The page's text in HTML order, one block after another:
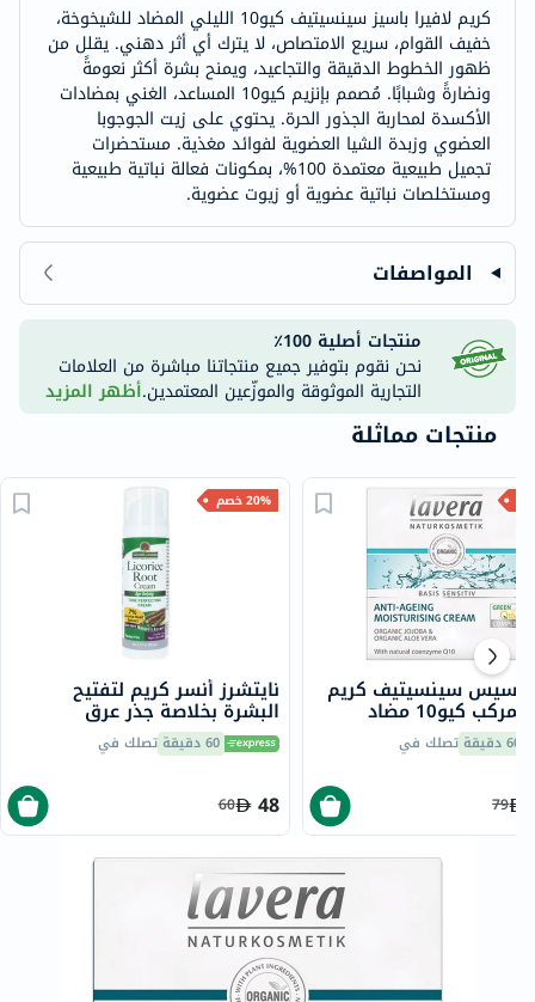
كريم لافيرا باسيز سينسيتيف كيو10 الليلي المضاد للشيخوخة،
خفيف القوام، سريع الامتصاص، لا يترك أي أثر دهني. يقلل من
ظهور الخطوط الدقيقة والتجاعيد، ويمنح بشرة أكثر نعومةً
ونضارةً وشبابًا. مُصمم بإنزيم كيو10 المساعد، الغني بمضادات
الأكسدة لمحاربة الجذور الحرة. يحتوي على زيت الجوجوبا
العضوي وزبدة الشيا العضوية لفوائد مغذية. مستحضرات
تجميل طبيعية معتمدة 100%، بمكونات فعالة نباتية طبيعية
ومستخلصات نباتية عضوية أو زيوت عضوية.
المواصفات
منتجات أصلية 100٪
نحن نقوم بتوفير جميع منتجاتنا مباشرة من العلامات
التجارية الموثوقة والموزّعين المعتمدين.أظهر المزيد
منتجات مماثلة
20% خصم
نايتشرز أنسر كريم لتفتيح
البشرة بخلاصة جذر عرق
السوس، مقاوم لعلامات التقدم
في السن، 50 مل
60 دقيقة تصلك في
48
60
باسيس سينسيتيف كريم
مرطب بمركب كيو10 مضاد
50 مل
60 دقيقة تصلك في
79